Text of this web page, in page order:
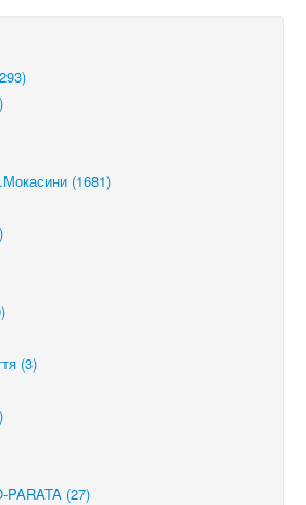
(1681)
(3)
(27)